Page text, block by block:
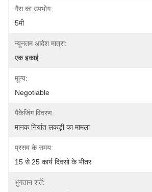
गैस का उपभोग:
5मी
न्यूनतम आदेश मात्रा:
एक इकाई
मूल्य:
Negotiable
पैकेजिंग विवरण:
मानक निर्यात लकड़ी का मामला
प्रसव के समय:
15 से 25 कार्य दिवसों के भीतर
भुगतान शर्तें: